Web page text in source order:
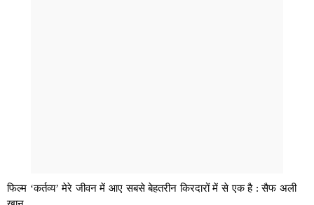
फिल्म ‘कर्तव्य’ मेरे जीवन में आए सबसे बेहतरीन किरदारों में से एक है : सैफ अली